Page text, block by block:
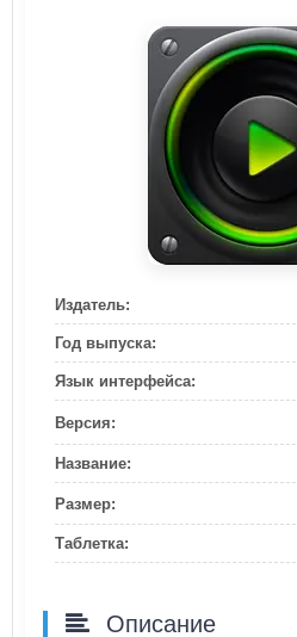
Издатель:
Год выпуска:
Язык интерфейса:
Версия:
Название:
Размер:
Таблетка:
Описание